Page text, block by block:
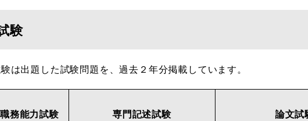
験
は出題した試験問題を、過去２年分掲載しています。
職務能力試験 専門記述試験 論文試